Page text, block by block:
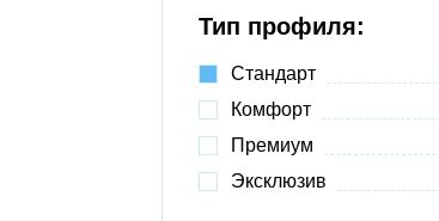
Тип профиля:
Стандарт
Комфорт
Премиум
Эксклюзив